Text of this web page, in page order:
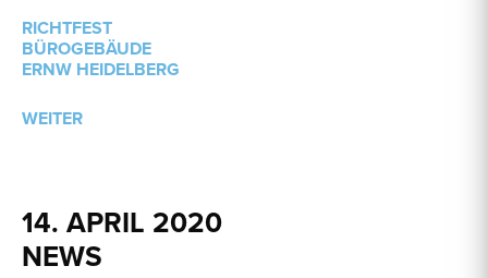
RICHTFEST
BÜROGEBÄUDE
ERNW HEIDELBERG
WEITER
14. APRIL 2020 |
NEWS